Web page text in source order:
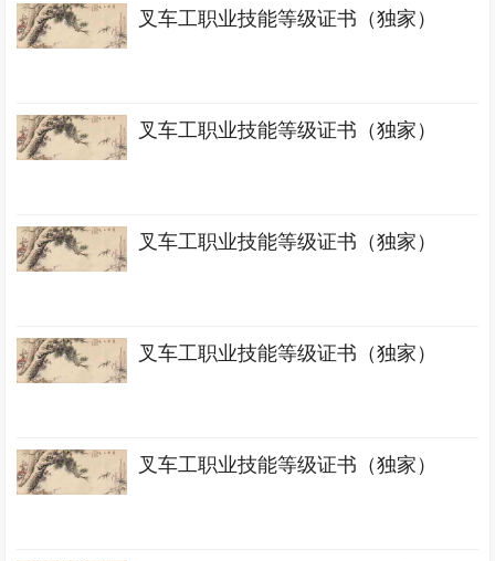
叉车工职业技能等级证书（独家）
叉车工职业技能等级证书（独家）
叉车工职业技能等级证书（独家）
叉车工职业技能等级证书（独家）
叉车工职业技能等级证书（独家）